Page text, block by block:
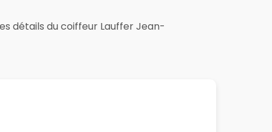
détails du coiffeur Lauffer Jean-